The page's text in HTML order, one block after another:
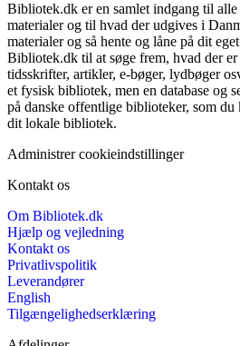
Bibliotek.dk er en samlet indgang til
materialer og til hvad der udgives i
materialer og så hente og låne på dit
Bibliotek.dk til at søge frem, hvad der
tidsskrifter, artikler, e-bøger, lydbøger
et fysisk bibliotek, men en database og
på danske offentlige biblioteker, som
dit lokale bibliotek.
Administrer cookieindstillinger
Kontakt os
Om Bibliotek.dk
Hjælp og vejledning
Kontakt os
Privatlivspolitik
Leverandører
English
Tilgængelighedserklæring